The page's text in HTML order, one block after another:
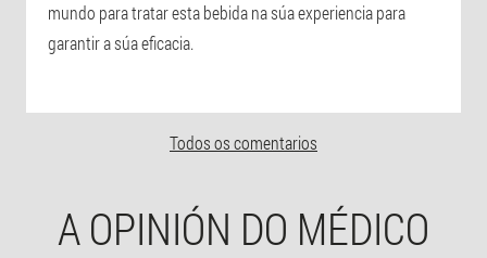
mundo para tratar esta bebida na súa experiencia para
garantir a súa eficacia.
Todos os comentarios
A OPINIÓN DO MÉDICO